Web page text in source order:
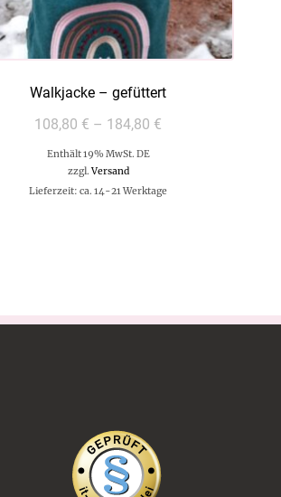
Walkjacke – gefüttert
108,80 € – 184,80 €
Enthält 19% MwSt. DE
zzgl.Versand
Lieferzeit: ca. 14-21 Werktage